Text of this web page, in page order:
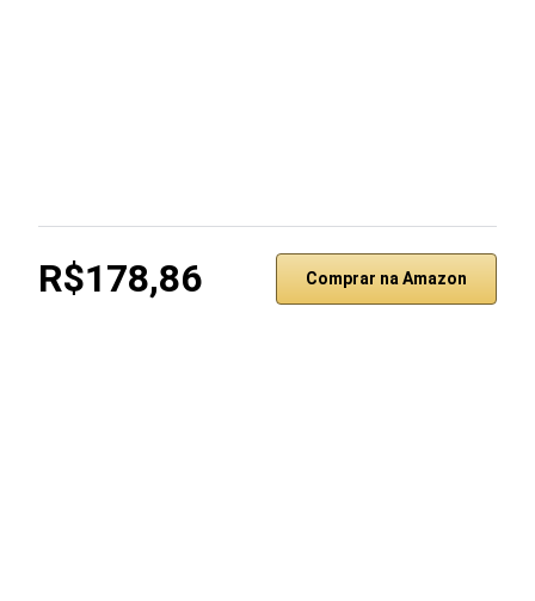
R$178,86 Comprar na Amazon